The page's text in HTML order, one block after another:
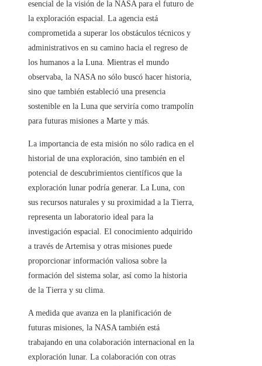
esencial de la visión de la NASA para el futuro de
la exploración espacial. La agencia está
comprometida a superar los obstáculos técnicos y
administrativos en su camino hacia el regreso de
los humanos a la Luna. Mientras el mundo
observaba, la NASA no sólo buscó hacer historia,
sino que también estableció una presencia
sostenible en la Luna que serviría como trampolín
para futuras misiones a Marte y más.
La importancia de esta misión no sólo radica en el
historial de una exploración, sino también en el
potencial de descubrimientos científicos que la
exploración lunar podría generar. La Luna, con
sus recursos naturales y su proximidad a la Tierra,
representa un laboratorio ideal para la
investigación espacial. El conocimiento adquirido
a través de Artemisa y otras misiones puede
proporcionar información valiosa sobre la
formación del sistema solar, así como la historia
de la Tierra y su clima.
A medida que avanza en la planificación de
futuras misiones, la NASA también está
trabajando en una colaboración internacional en la
exploración lunar. La colaboración con otras